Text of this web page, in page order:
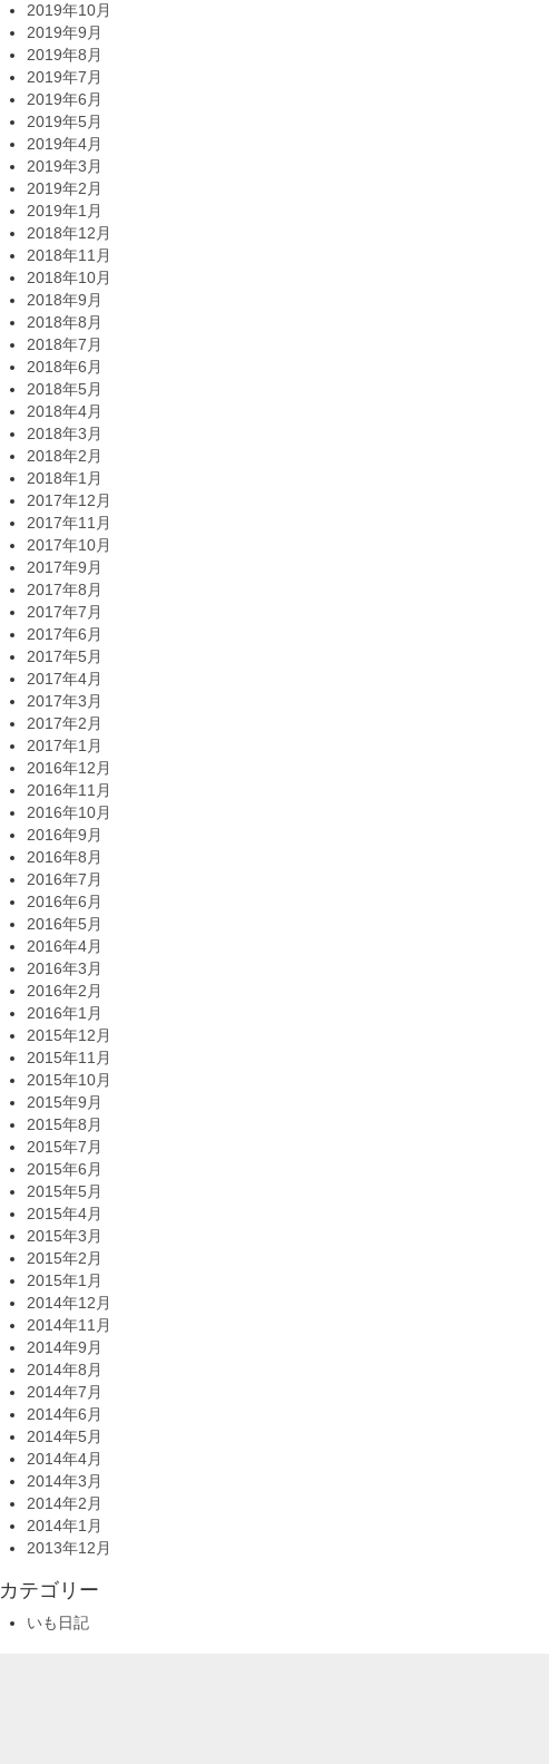
2019年10月
2019年9月
2019年8月
2019年7月
2019年6月
2019年5月
2019年4月
2019年3月
2019年2月
2019年1月
2018年12月
2018年11月
2018年10月
2018年9月
2018年8月
2018年7月
2018年6月
2018年5月
2018年4月
2018年3月
2018年2月
2018年1月
2017年12月
2017年11月
2017年10月
2017年9月
2017年8月
2017年7月
2017年6月
2017年5月
2017年4月
2017年3月
2017年2月
2017年1月
2016年12月
2016年11月
2016年10月
2016年9月
2016年8月
2016年7月
2016年6月
2016年5月
2016年4月
2016年3月
2016年2月
2016年1月
2015年12月
2015年11月
2015年10月
2015年9月
2015年8月
2015年7月
2015年6月
2015年5月
2015年4月
2015年3月
2015年2月
2015年1月
2014年12月
2014年11月
2014年9月
2014年8月
2014年7月
2014年6月
2014年5月
2014年4月
2014年3月
2014年2月
2014年1月
2013年12月
カテゴリー
いも日記